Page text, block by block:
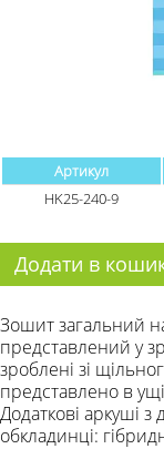
Артикул
HK25-240-9
Додати в
Зошит загальний
представлений у
зроблені зі
представлено в
Додаткові аркуші
обкладинці: